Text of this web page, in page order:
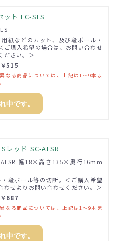
ト EC-SLS
紙などのカット、及び段ボール・
ご購入希望の場合は、お問い合わせ
ださい。＞
515
なる商品については、上記は1～9本ま
中です。
レッド SC-ALSR
幅18×高さ135×奥行16mm
段ボール等の切断。＜ご購入希望
わせよりお問い合わせください。＞
687
なる商品については、上記は1～9本ま
中です。